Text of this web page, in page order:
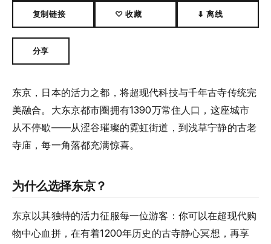
复制链接 ♡ 收藏 ⬇ 离线
分享
东京，日本的活力之都，将超现代科技与千年古寺传统完
美融合。大东京都市圈拥有1390万常住人口，这座城市
从不停歇——从涩谷璀璨的霓虹街道，到浅草宁静的古老
寺庙，每一角落都充满惊喜。
为什么选择东京？
东京以其独特的活力征服每一位游客：你可以在超现代购
物中心血拼，在有着1200年历史的古寺静心冥想，再享